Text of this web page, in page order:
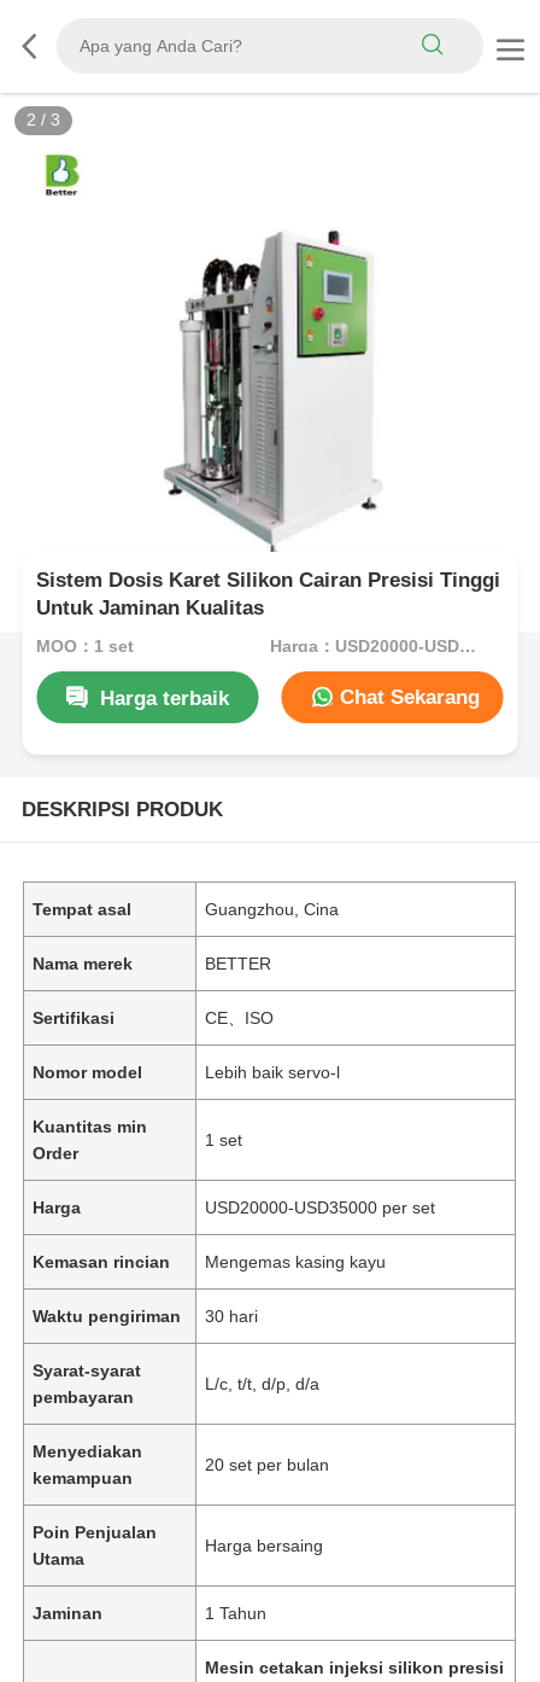
2 / 3
Sistem Dosis Karet Silikon Cairan Presisi Tinggi
Untuk Jaminan Kualitas
MOQ：1 set Harga：USD20000-USD35000 per set
Harga terbaik Chat Sekarang
DESKRIPSI PRODUK
Tempat asal Guangzhou, Cina
Nama merek BETTER
Sertifikasi CE、ISO
Nomor model Lebih baik servo-l
Kuantitas min
Order
1 set
Harga USD20000-USD35000 per set
Kemasan rincian Mengemas kasing kayu
Waktu pengiriman 30 hari
Syarat-syarat
pembayaran
L/c, t/t, d/p, d/a
Menyediakan
kemampuan
20 set per bulan
Poin Penjualan
Utama
Harga bersaing
Jaminan 1 Tahun
Mesin cetakan injeksi silikon presisi